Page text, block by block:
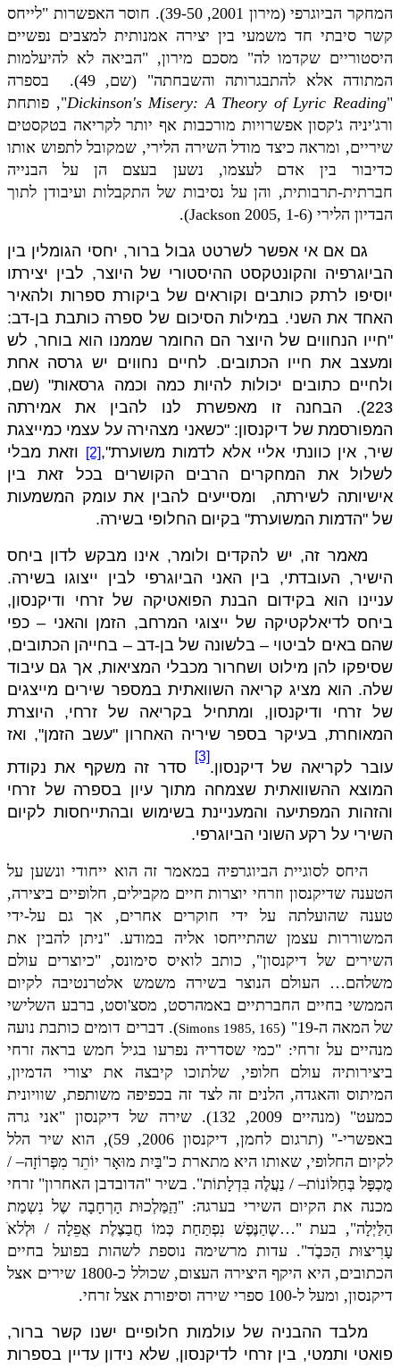
המחקר הביוגרפי (מירון 2001, 39-50). חוסר האפשרות "לייחס
קשר סיבתי חד משמעי בין יצירה אמנותית למצבים נפשיים
היסטוריים שקדמו לה" מסכם מירון, "הביאה לא להיעלמות
המתודה אלא להתבגרותה והשבחתה" (שם, 49).
בספרה
"Dickinson's Misery: A Theory of Lyric Reading"
, פותחת
ורג'יניה ג'קסון אפשרויות מורכבות אף יותר לקריאה בטקסטים
שיריים, ומראה כיצד מודל השירה הלירי, שמקובל לתפוש אותו
כדיבור בין אדם לעצמו, נשען בעצם הן על הבנייה
חברתית-תרבותית, והן על נסיבות של התקבלות ועיבודן לתוך
הבדיון הלירי (
Jackson 2005, 1-6
).
גם אם אי אפשר לשרטט גבול ברור, יחסי הגומלין בין
הביוגרפיה והקונטקסט ההיסטורי של היוצר, לבין יצירתו
יוסיפו לרתק כותבים וקוראים של ביקורת ספרות ולהאיר
האחד את השני. במילות הסיכום של ספרה כותבת בן-דב:
"חייו הנחווים של היוצר הם החומר שממנו הוא בוחר, לש
ומעצב את חייו הכתובים. לחיים נחווים יש גרסה אחת
ולחיים כתובים יכולות להיות כמה וכמה גרסאות" (שם,
223). הבחנה זו מאפשרת לנו להבין את אמירתה
המפורסמת של דיקנסון: "כשאני מצהירה על עצמי כמייצגת
שיר, אין כוונתי אליי אלא לדמות משוערת",[2]
וזאת מבלי
לשלול את המחקרים הרבים הקושרים בכל זאת בין
אישיותה לשירתה,
ומסייעים להבין את עומק המשמעות
של "הדמות המשוערת" בקיום החלופי בשירה.
מאמר זה, יש להקדים ולומר, אינו מבקש לדון ביחס
הישיר, העובדתי, בין האני הביוגרפי לבין ייצוגו בשירה.
עניינו הוא בקידום הבנת הפואטיקה של זרחי ודיקנסון,
ביחס לדיאלקטיקה של ייצוגי המרחב, הזמן והאני – כפי
שהם באים לביטוי – בלשונה של בן-דב – בחייהן הכתובים,
שסיפקו להן מילוט ושחרור מכבלי המציאות, אך גם עיבוד
שלה. הוא מציג קריאה השוואתית במספר שירים מייצגים
של זרחי ודיקנסון, ומתחיל בקריאה של זרחי, היוצרת
המאוחרת, בעיקר בספר שיריה האחרון "עשב הזמן", ואז
עובר לקריאה של דיקנסון.
[3]
סדר זה משקף את נקודת
המוצא ההשוואתית שצמחה מתוך עיון בספרה של זרחי
והזהות המפתיעה והמעניינת בשימוש ובהתייחסות לקיום
השירי על רקע השוני הביוגרפי.
היחס לסוגיית הביוגרפיה במאמר זה הוא ייחודי ונשען על
הטענה שדיקנסון וזרחי יוצרות חיים מקבילים, חלופיים ביצירה,
טענה שהועלתה על ידי חוקרים אחרים, אך גם על-ידי
המשוררות עצמן שהתייחסו אליה במודע. "ניתן להבין את
השירים של דיקנסון", כותב לואיס סימונס, "כיוצרים עולם
משלהם… העולם הנוצר בשירה משמש אלטרנטיבה לקיום
הממשי בחיים החברתיים באמהרסט, מסצ'וסט, ברבע השלישי
של המאה ה-19" (
Simons 1985, 165). דברים דומים כותבת נועה
מנהיים על זרחי: "כמי שסדריה נפרעו בגיל חמש בראה זרחי
ביצירותיה עולם חלופי, שלתוכו קיבצה את יצורי הדמיון,
המיתוס והאגדה, הלנים זה לצד זה בכפיפה משותפת, שוויונית
כמעט" (מנהיים 2009, 132). שירה של דיקנסון "אני גרה
באפשרי-" (תרגום לחמן, דיקנסון 2006, 59), הוא שיר הלל
לקיום החלופי, שאותו היא מתארת כ"בַּיִת מוּאָר יוֹתֵר מִפְּרוֹזָה– /
מֻכְפָּל בְּחַלּוֹנוֹת– / נַעֲלֶה בִּדְלָתוֹת". בשיר "הדובדבן האחרון" זרחי
מכנה את הקיום השירי בערגה: "הַַמַּלְכוּת הָרְחָבָה שֶל נִשְמַת
הַלַּיְלָה", בעת "…שֶהַנֶּפֶשׁ נִפְתַּחַת כְּמוֹ חֲבַצֶלֶת אֲפֵלָה / וּלְלאׁ
עָרִיצוּת הַכּבֶׁד". עדות מרשימה נוספת לשהות בפועל בחיים
הכתובים, היא היקף היצירה העצום, שכולל כ-1800 שירים אצל
דיקנסון, ומעל ל-100 ספרי שירה וסיפורת אצל זרחי.
מלבד ההבניה של עולמות חלופיים ישנו קשר ברור,
פואטי ותמטי, בין זרחי לדיקנסון, שלא נידון עדיין בספרות